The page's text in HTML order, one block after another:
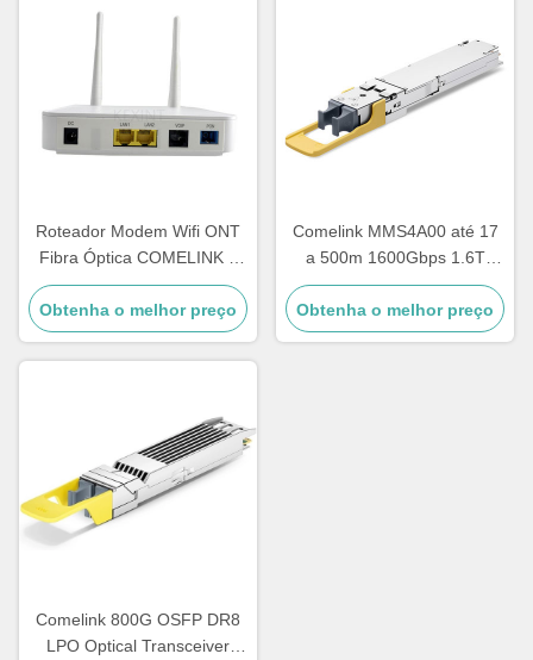
Roteador Modem Wifi ONT
Fibra Óptica COMELINK 1
GE 1 FE 1 POT 2 LAN Gpon
ONU
Obtenha o melhor preço
Comelink MMS4A00 até 17
a 500m 1600Gbps 1.6T
2xDR4 Transceptor de fibra
óptica de modo único OSFP
2xMPO 1310nm
Obtenha o melhor preço
Comelink 800G OSFP DR8
LPO Optical Transceiver